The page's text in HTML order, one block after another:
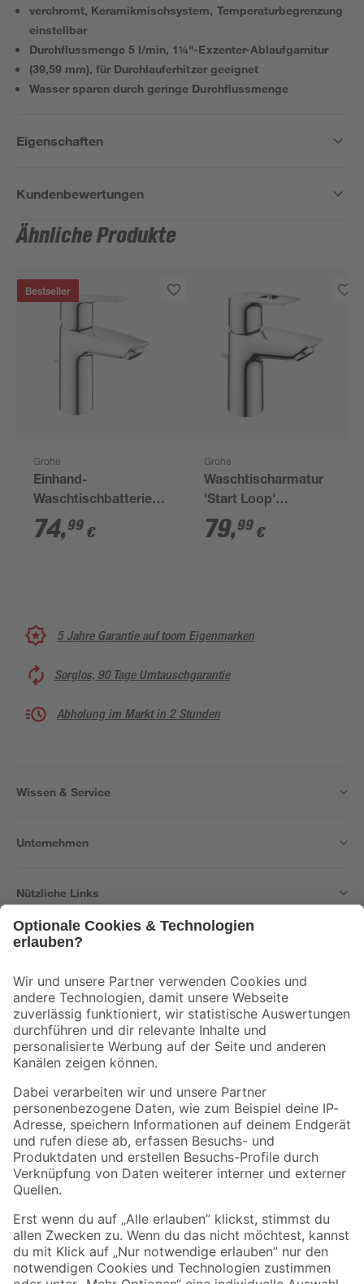
verchromt, Keramikmischsystem, Temperaturbegrenzung
einstellbar
Durchflussmenge 5 l/min, 1¼"-Exzenter-Ablaufgarnitur
(39,59 mm), für Durchlauferhitzer geeignet
Wasser sparen durch geringe Durchflussmenge
Eigenschaften
Kundenbewertungen
Ähnliche Produkte
Bestseller
Grohe
Einhand-
Waschtischbatterie
'Start' chromfarben
74,99 €
Grohe
Waschtischarmatur
'Start Loop'
chromfarben 17,4 x
9,3 cm
79,99 €
5 Jahre Garantie auf toom Eigenmarken
Sorglos, 90 Tage Umtauschgarantie
Abholung im Markt in 2 Stunden
Wissen & Service
Unternehmen
Nützliche Links
Der toom Newsletter: Keine Angebote und Aktionen mehr verpassen!
Zur Newsletter Anmeldung
Folge uns
Zahlungsarten Versandarten
Sicher einkaufen
Jetzt die toom-App herunterladen